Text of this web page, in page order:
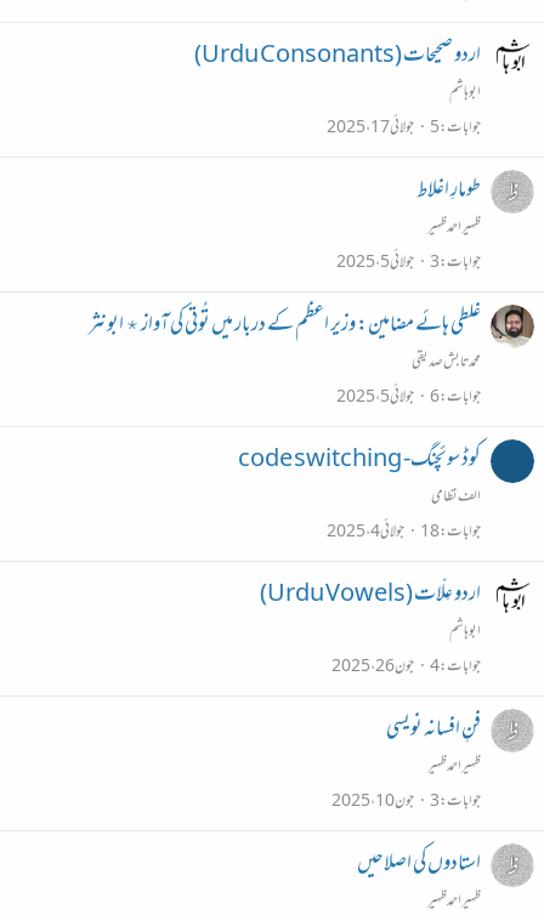
اردو صحیحات (Urdu Consonants)
ابو ہاشم
جوابات 5 جولائی 17، 2025
طومارِ اغلاط
ظہیراحمدظہیر
جوابات 3 جولائی 5، 2025
غلطی ہائے مضامین: وزیر اعظم کے دربار میں تُوتی کی آواز ٭ ابونثر
محمد تابش صدیقی
جوابات 6 جولائی 5، 2025
کوڈ سوئچنگ- code switching
الف نظامی
جوابات 18 جولائی 4، 2025
اردو عِلّات (Urdu Vowels)
ابو ہاشم
جوابات 4 جون 26، 2025
فنِ افسانہ نویسی
ظہیراحمدظہیر
جوابات 3 جون 10، 2025
استادوں کی اصلاحیں
ظہیراحمدظہیر